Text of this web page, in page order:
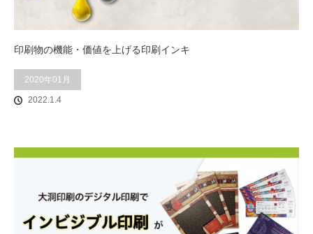
印刷物の機能・価値を上げる印刷インキ
2020年01月
2022.1.4